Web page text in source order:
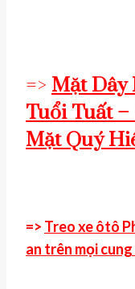
=> Mặt Dây
Tuổi Tuất
Mặt Quý
=> Treo xe ôtô
an trên mọi